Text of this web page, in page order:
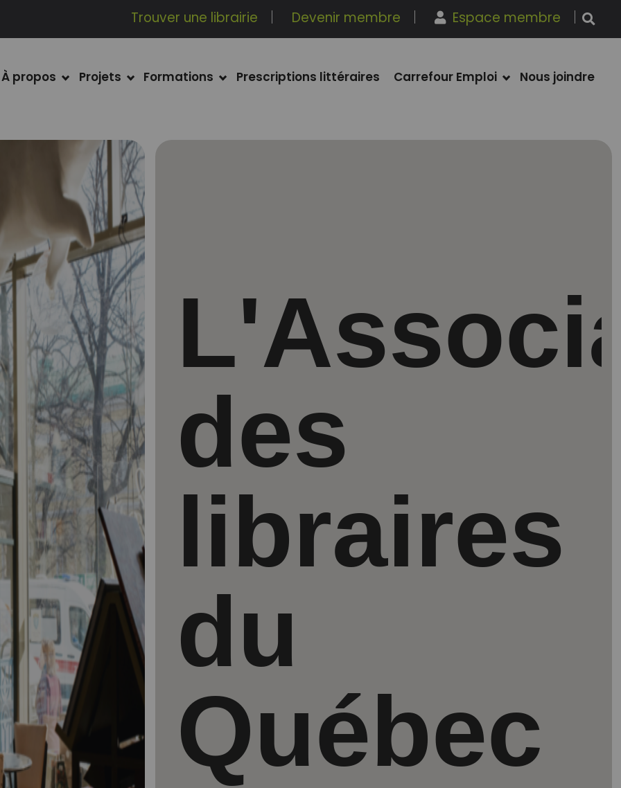
Trouver une librairie Devenir membre Espace membre
À propos Projets Formations Prescriptions littéraires Carrefour Emploi Nous joindre
des
libraires
du
Québec